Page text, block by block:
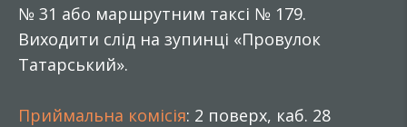
№ 31 або маршрутним таксі № 179.
Виходити слід на зупинці «Провулок
Татарський».
Приймальна комісія: 2 поверх, каб. 28